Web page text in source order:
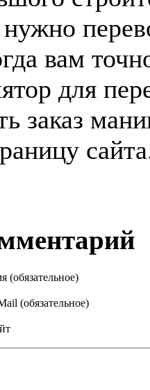
вам
для
заказ
(обязательное)
(обязательное)